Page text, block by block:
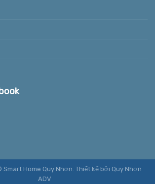
Smart Home Quy Nhơn. Thiết kế bởi Quy Nhơn
ADV